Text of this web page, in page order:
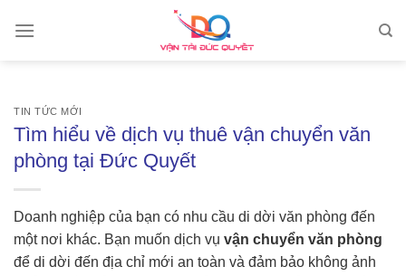
TIN TỨC MỚI
Tìm hiểu về dịch vụ thuê vận chuyển văn
phòng tại Đức Quyết
Doanh nghiệp của bạn có nhu cầu di dời văn phòng đến
một nơi khác. Bạn muốn dịch vụ vận chuyển văn phòng
để di dời đến địa chỉ mới an toàn và đảm bảo không ảnh